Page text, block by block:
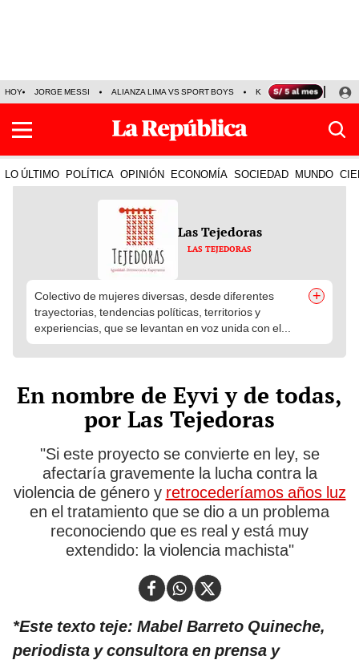
HOY JORGE MESSI ALIANZA LIMA VS SPORT BOYS KENJI FUJIMORI
LO ÚLTIMO POLÍTICA OPINIÓN ECONOMÍA SOCIEDAD MUNDO
Las Tejedoras
LAS TEJEDORAS
Colectivo de mujeres diversas, desde diferentes
trayectorias, tendencias políticas, territorios y
experiencias, que se levantan en voz unida con el...
+
En nombre de Eyvi y de todas,
por Las Tejedoras
"Si este proyecto se convierte en ley, se
afectaría gravemente la lucha contra la
violencia de género y retrocederíamos años luz
en el tratamiento que se dio a un problema
reconociendo que es real y está muy
extendido: la violencia machista"
*Este texto teje: Mabel Barreto Quineche,
periodista y consultora en prensa y